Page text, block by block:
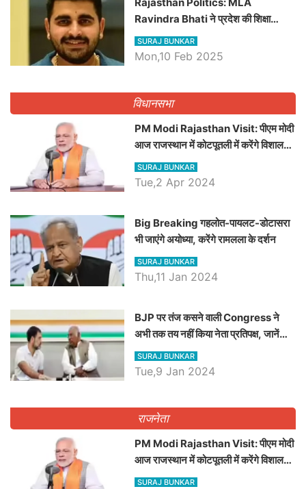
Ravindra Bhati ने प्रदेश की शिक्षा
व्यवस्था पर उठाए सवाल, Madan
Dilawar पर हमला करते हुए गिनवाये खाली
SURAJ BUNKAR
Mon,10 Feb 2025
विधानसभा
PM Modi Rajasthan Visit: पीएम मोदी
आज राजस्थान में कोटपूतली में करेंगे विशाल
रैली, एक सभा से 8 सीटों पर साधेगें निशाना
SURAJ BUNKAR
Tue,2 Apr 2024
Big Breaking गहलोत-पायलट-डोटासरा
भी जाएंगे अयोध्या, करेंगे रामलला के दर्शन
SURAJ BUNKAR
Thu,11 Jan 2024
BJP पर तंज कसने वाली Congress ने
अभी तक तय नहीं किया नेता प्रतिपक्ष, जानें
कौन होगा दावेदार
SURAJ BUNKAR
Tue,9 Jan 2024
राजनेता
PM Modi Rajasthan Visit: पीएम मोदी
आज राजस्थान में कोटपूतली में करेंगे विशाल
रैली, एक सभा से 8 सीटों पर साधेगें निशाना
SURAJ BUNKAR